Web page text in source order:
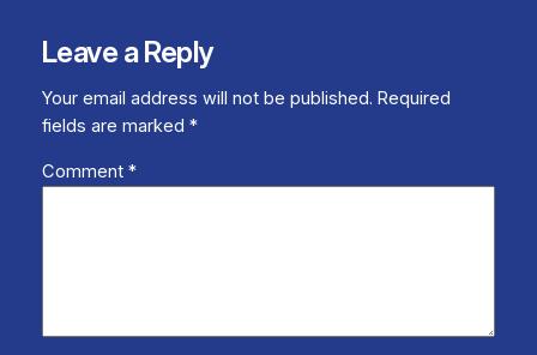
Leave a Reply
Your email address will not be published. Required
fields are marked *
Comment *